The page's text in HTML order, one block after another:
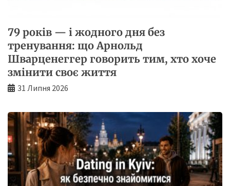
79 років — і жодного дня без
тренування: що Арнольд
Шварценеггер говорить тим, хто хоче
змінити своє життя
31 Липня 2026